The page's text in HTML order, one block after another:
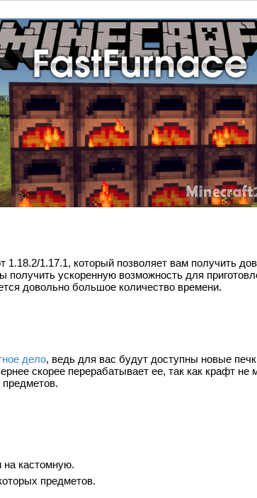
1.17.1, который позволяет вам получить
получить ускоренную возможность для
довольно большое количество времени.
дело, ведь для вас будут доступны новые
скорее перерабатывает ее, так как крафт
предметов.
на кастомную.
предметов.